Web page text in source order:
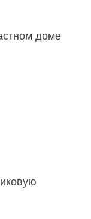
доме